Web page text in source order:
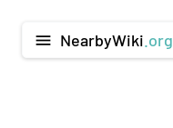
menu NearbyWiki .org